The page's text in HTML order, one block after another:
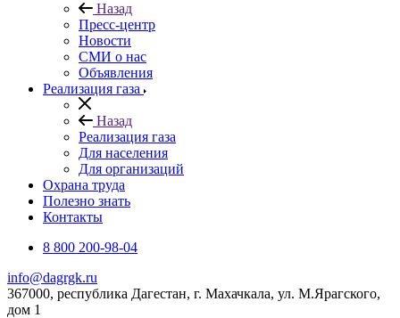
Назад
Пресс-центр
Новости
СМИ о нас
Объявления
Реализация газа
Назад
Реализация газа
Для населения
Для организаций
Охрана труда
Полезно знать
Контакты
8 800 200-98-04
info@dagrgk.ru
367000, республика Дагестан, г. Махачкала, ул. М.Ярагского,
дом 1